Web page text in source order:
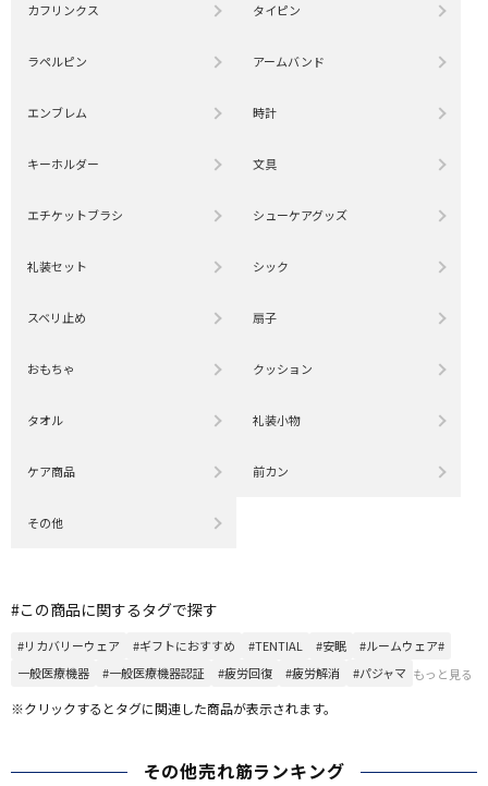
カフリンクス タイピン
ラペルピン アームバンド
エンブレム 時計
キーホルダー 文具
エチケットブラシ シューケアグッズ
礼装セット シック
スベリ止め 扇子
おもちゃ クッション
タオル 礼装小物
ケア商品 前カン
その他
#この商品に関するタグで探す
#リカバリーウェア #ギフトにおすすめ #TENTIAL #安眠
#ルームウェア#
一般医療機器
#一般医療機器認証 #疲労回復 #疲労解消 #パジャマ もっと見る
※クリックするとタグに関連した商品が表示されます。
その他売れ筋ランキング